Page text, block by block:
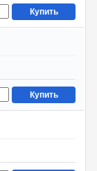
Купить
Купить